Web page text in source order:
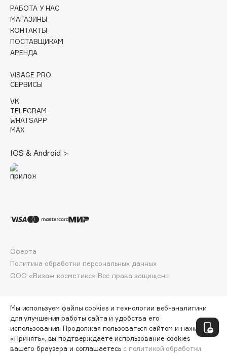
Curaprox
D
DABO
Darphin
Davines
Deonica
Dessange
Dior
Divage
Dorco
Dr. Vranjes Firenze
Dr.Althea
Dr.Ceuracle
DSD de Luxe
Dyson
РАБОТА У НАС
МАГАЗИНЫ
КОНТАКТЫ
ПОСТАВЩИКАМ
АРЕНДА
VISAGE PRO
СЕРВИСЫ
VK
TELEGRAM
WHATSAPP
MAX
IOS & Android >
ООО «Визаж косметикс» Все права защищены
Оферта
Политика обработки персональных данных
Мы используем файлы cookies и технологии веб-аналитики
для улучшения работы сайта и удобства его
использования. Продолжая пользоваться сайтом и нажимая
«Принять», вы подтверждаете использование cookies
вашего браузера и соглашаетесь с политикой обработки